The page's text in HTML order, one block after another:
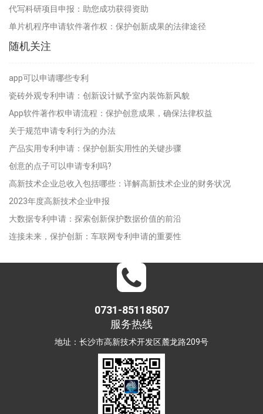
代写科研项目申报：助您成功获得资助
单片机程序申请软件著作权：保护创新成果的法律途径
随机关注
app可以申请哪些专利
瓷砖外观专利申请：创新设计赋予室内装饰新风貌
App软件著作权申请流程：保护创意成果，确保法律权益
关于规范申请专利行为的办法
产品实用专利申请：保护创新实用性的关键步骤
创意的点子可以申请专利吗?
高新技术企业总收入包括哪些：详解高新技术企业的财务状况
2023年度高新技术企业申报
大数据专利申请：探索创新保护数据价值的前沿
连接未来，保护创新：车联网专利申请的重要性
0731-85118507
服务热线
地址：长沙市高新技术开发区麓龙路209号